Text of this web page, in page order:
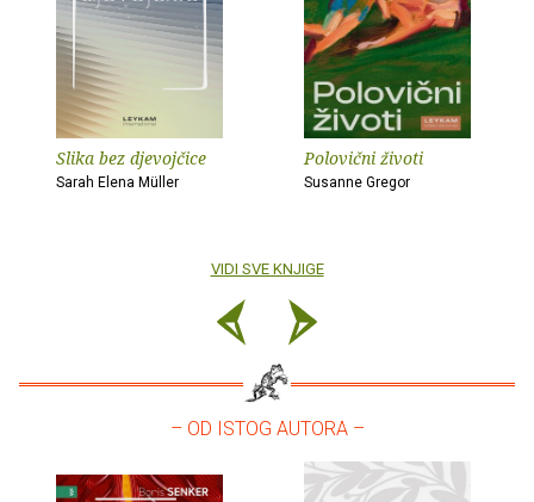
Slika bez djevojčice
Sarah Elena Müller
Polovični životi
Susanne Gregor
VIDI SVE KNJIGE
– OD ISTOG AUTORA –